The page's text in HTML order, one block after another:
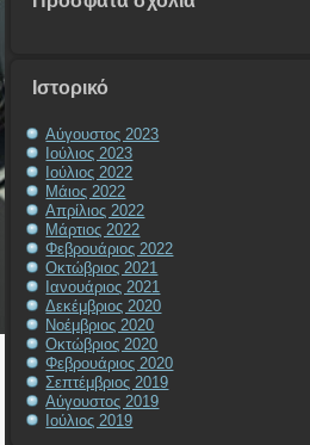
Ιστορικό
Αύγουστος 2023
Ιούλιος 2023
Ιούλιος 2022
Μάιος 2022
Απρίλιος 2022
Μάρτιος 2022
Φεβρουάριος 2022
Οκτώβριος 2021
Ιανουάριος 2021
Δεκέμβριος 2020
Νοέμβριος 2020
Οκτώβριος 2020
Φεβρουάριος 2020
Σεπτέμβριος 2019
Αύγουστος 2019
Ιούλιος 2019